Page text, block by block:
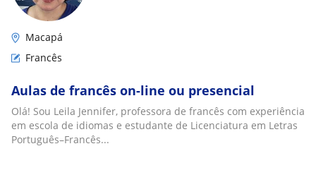
Macapá
Francês
Aulas de francês on-line ou presencial
Olá! Sou Leila Jennifer, professora de francês com experiência
em escola de idiomas e estudante de Licenciatura em Letras
Português–Francês...